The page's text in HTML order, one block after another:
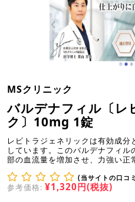
MSクリニック
バルデナフィル〔レ
ク〕10mg 1錠
レビトラジェネリックは有効成
しています。このバルデナフィ
部の血流量を増加させ、力強い正
(当サイトの口コ
参考価格: ¥1,320円(税抜)